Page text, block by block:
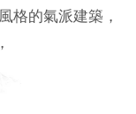
格的氣派建築，